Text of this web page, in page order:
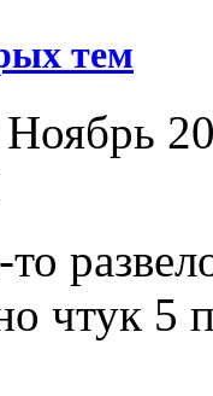
тем
чтук 5